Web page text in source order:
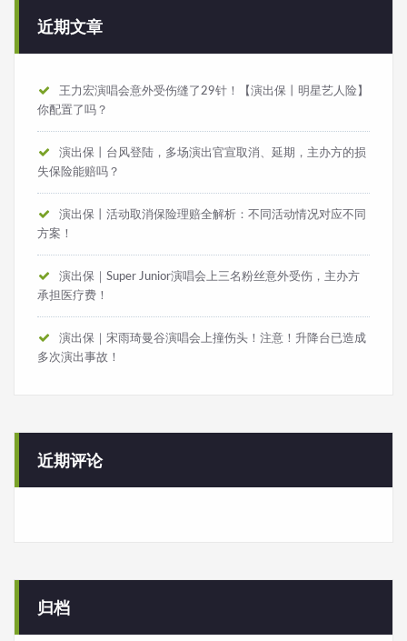
近期文章
王力宏演唱会意外受伤缝了29针！【演出保丨明星艺人险】
你配置了吗？
演出保丨台风登陆，多场演出官宣取消、延期，主办方的损
失保险能赔吗？
演出保丨活动取消保险理赔全解析：不同活动情况对应不同
方案！
演出保｜Super Junior演唱会上三名粉丝意外受伤，主办方
承担医疗费！
演出保｜宋雨琦曼谷演唱会上撞伤头！注意！升降台已造成
多次演出事故！
近期评论
归档